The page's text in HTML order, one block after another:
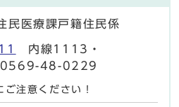
民医療課戸籍住民係
内線1113・
0569-48-0229
注意ください！